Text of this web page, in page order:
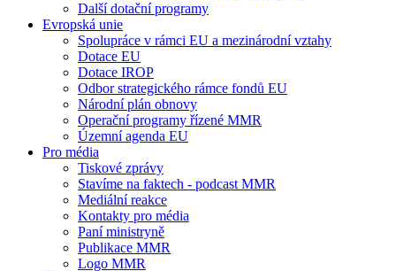
Další dotační programy
Evropská unie
Spolupráce v rámci EU a mezinárodní vztahy
Dotace EU
Dotace IROP
Odbor strategického rámce fondů EU
Národní plán obnovy
Operační programy řízené MMR
Územní agenda EU
Pro média
Tiskové zprávy
Stavíme na faktech - podcast MMR
Mediální reakce
Kontakty pro média
Paní ministryně
Publikace MMR
Logo MMR